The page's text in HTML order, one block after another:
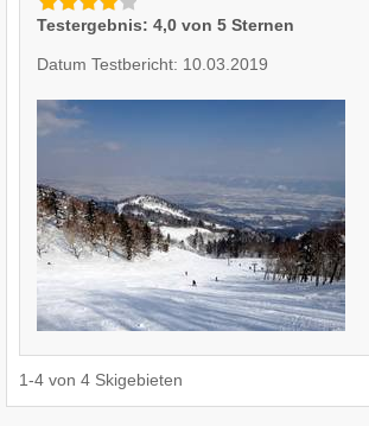
Testergebnis: 4,0 von 5 Sternen
Datum Testbericht: 10.03.2019
1-4 von 4 Skigebieten